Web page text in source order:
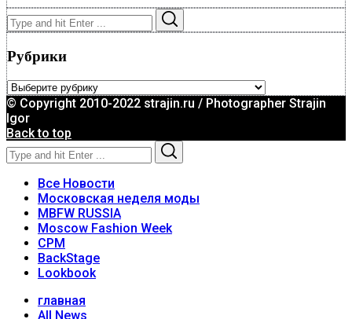
Search
for:
Рубрики
Рубрики
© Copyright 2010-2022 strajin.ru / Photographer Strajin
Igor
Back to top
Search
for:
Все Новости
Московская неделя моды
MBFW RUSSIA
Moscow Fashion Week
CPM
BackStage
Lookbook
главная
All News